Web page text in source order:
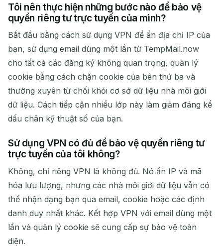
Tôi nên thực hiện những bước nào để bảo vệ
quyền riêng tư trực tuyến của mình?
Bắt đầu bằng cách sử dụng VPN để ẩn địa chỉ IP của
bạn, sử dụng email dùng một lần từ TempMail.now
cho tất cả các đăng ký không quan trọng, quản lý
cookie bằng cách chặn cookie của bên thứ ba và
thường xuyên từ chối khỏi cơ sở dữ liệu nhà môi giới
dữ liệu. Cách tiếp cận nhiều lớp này làm giảm đáng kể
dấu chân kỹ thuật số của bạn.
Sử dụng VPN có đủ để bảo vệ quyền riêng tư
trực tuyến của tôi không?
Không, chỉ riêng VPN là không đủ. Nó ẩn IP và mã
hóa lưu lượng, nhưng các nhà môi giới dữ liệu vẫn có
thể nhận dạng bạn qua email, cookie hoặc các định
danh duy nhất khác. Kết hợp VPN với email dùng một
lần và quản lý cookie sẽ cung cấp sự bảo vệ toàn
diện.